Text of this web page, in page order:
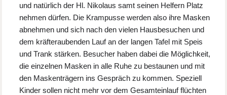
und natürlich der Hl. Nikolaus samt seinen Helfern Platz
nehmen dürfen. Die Krampusse werden also ihre Masken
abnehmen und sich nach den vielen Hausbesuchen und
dem kräfteraubenden Lauf an der langen Tafel mit Speis
und Trank stärken. Besucher haben dabei die Möglichkeit,
die einzelnen Masken in alle Ruhe zu bestaunen und mit
den Maskenträgern ins Gespräch zu kommen. Speziell
Kinder sollen nicht mehr vor dem Gesamteinlauf flüchten